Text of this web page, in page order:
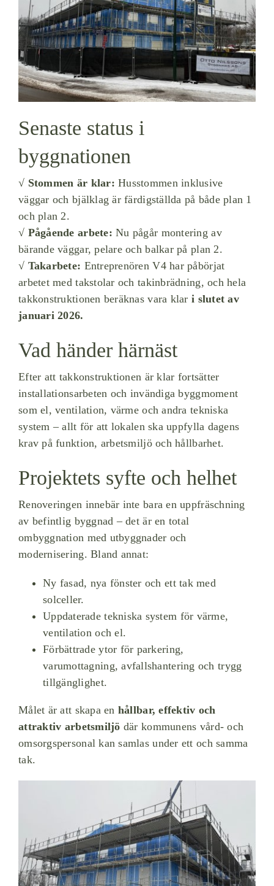
Senaste status i
byggnationen
√ Stommen är klar: Husstommen inklusive
väggar och bjälklag är färdigställda på både plan 1
och plan 2.
√ Pågående arbete: Nu pågår montering av
bärande väggar, pelare och balkar på plan 2.
√ Takarbete: Entreprenören V4 har påbörjat
arbetet med takstolar och takinbrädning, och hela
takkonstruktionen beräknas vara klar i slutet av
januari 2026.
Vad händer härnäst
Efter att takkonstruktionen är klar fortsätter
installationsarbeten och invändiga byggmoment
som el, ventilation, värme och andra tekniska
system – allt för att lokalen ska uppfylla dagens
krav på funktion, arbetsmiljö och hållbarhet.
Projektets syfte och helhet
Renoveringen innebär inte bara en uppfräschning
av befintlig byggnad – det är en total
ombyggnation med utbyggnader och
modernisering. Bland annat:
Ny fasad, nya fönster och ett tak med
solceller.
Uppdaterade tekniska system för värme,
ventilation och el.
Förbättrade ytor för parkering,
varumottagning, avfallshantering och trygg
tillgänglighet.
Målet är att skapa en hållbar, effektiv och
attraktiv arbetsmiljö där kommunens vård- och
omsorgspersonal kan samlas under ett och samma
tak.